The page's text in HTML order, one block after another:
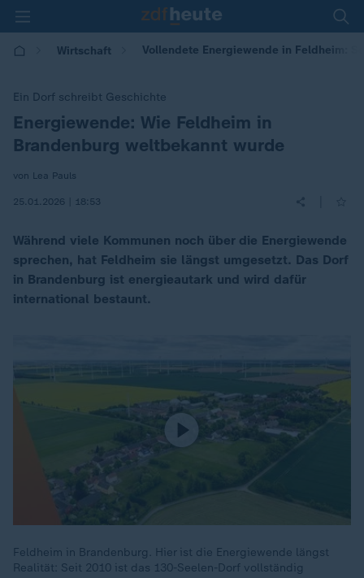
Wirtschaft Vollendete Energiewende in Feldheim:
Ein Dorf schreibt Geschichte
:Energiewende: Wie Feldheim in
Brandenburg weltbekannt wurde
von Lea Pauls
25.01.2026 | 18:53
Während viele Kommunen noch über die Energiewende
sprechen, hat Feldheim sie längst umgesetzt. Das Dorf
in Brandenburg ist energieautark und wird dafür
international bestaunt.
Feldheim in Brandenburg. Hier ist die Energiewende längst
Realität: Seit 2010 ist das 130-Seelen-Dorf vollständig